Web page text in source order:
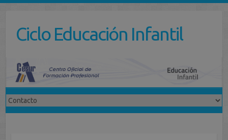
contenidoCiclo Educación Infantil